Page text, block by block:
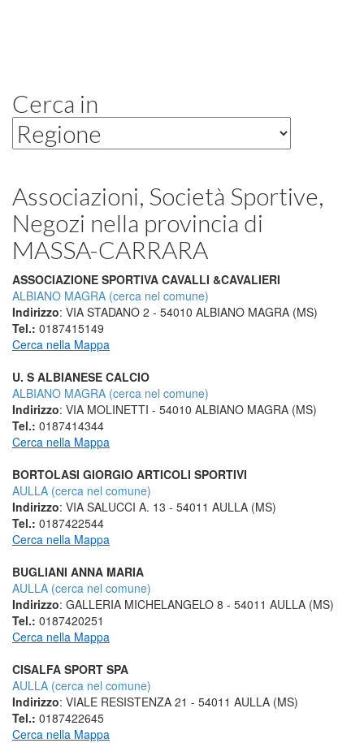
Cerca in
Associazioni, Società Sportive,
Negozi nella provincia di
MASSA-CARRARA
ASSOCIAZIONE SPORTIVA CAVALLI &CAVALIERI
ALBIANO MAGRA (cerca nel comune)
Indirizzo: VIA STADANO 2 - 54010 ALBIANO MAGRA (MS)
Tel.: 0187415149
Cerca nella Mappa
U. S ALBIANESE CALCIO
ALBIANO MAGRA (cerca nel comune)
Indirizzo: VIA MOLINETTI - 54010 ALBIANO MAGRA (MS)
Tel.: 0187414344
Cerca nella Mappa
BORTOLASI GIORGIO ARTICOLI SPORTIVI
AULLA (cerca nel comune)
Indirizzo: VIA SALUCCI A. 13 - 54011 AULLA (MS)
Tel.: 0187422544
Cerca nella Mappa
BUGLIANI ANNA MARIA
AULLA (cerca nel comune)
Indirizzo: GALLERIA MICHELANGELO 8 - 54011 AULLA (MS)
Tel.: 0187420251
Cerca nella Mappa
CISALFA SPORT SPA
AULLA (cerca nel comune)
Indirizzo: VIALE RESISTENZA 21 - 54011 AULLA (MS)
Tel.: 0187422645
Cerca nella Mappa